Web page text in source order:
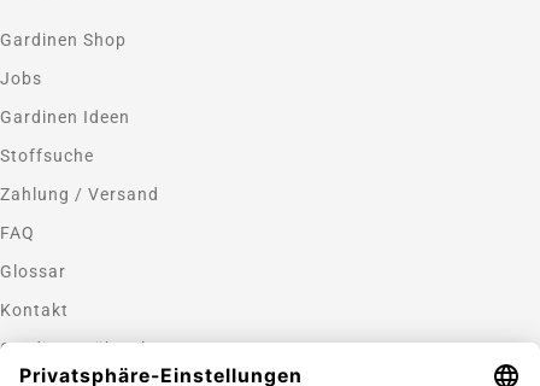
Gardinen Shop
Jobs
Gardinen Ideen
Stoffsuche
Zahlung / Versand
FAQ
Glossar
Kontakt
Gardinen nähen lassen
Zahlungsmethoden